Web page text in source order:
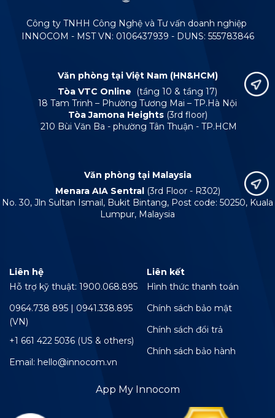
Công ty TNHH Công Nghệ và Tư vấn doanh nghiệp
INNOCOM - MST VN: 0106437939 - DUNS: 555783846
Văn phòng tại Việt Nam (HN&HCM)
Tòa VTC Online
(tầng 10 & tầng 17)
18 Tam Trinh – Phường Tương Mai – TP.Hà Nội
Tòa Jamona Heights (3rd floor)
210 Bùi Văn Ba - phường Tân Thuận - TP.HCM
Văn phòng tại Malaysia
Menara AIA Sentral (3rd Floor - R302)
No. 30, Jln Sultan Ismail, Bukit Bintang, Post code: 50250, Kuala
Lumpur, Malaysia
Liên hệ
Hỗ trợ kỹ thuật: 1900.068.895
0964.738 895 | 0941.338.895
(VN)
+1 661 422 5036 (US & others)
Email: hello@innocom.vn
Liên kết
Hình thức thanh toán
Chính sách bảo mật
Chính sách đổi trả
Chính sách bảo hành
App My Innocom